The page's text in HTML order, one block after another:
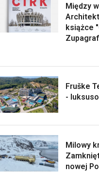
Między
książce
Fruške
-
Milowy
nowej